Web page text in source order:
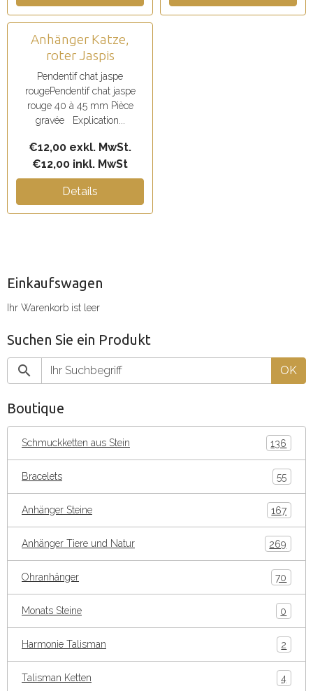
Anhänger Katze,
roter Jaspis
Pendentif chat jaspe
rougePendentif chat jaspe
rouge 40 à 45 mm Pièce
gravée Explication...
€12,00 exkl. MwSt.
€12,00 inkl. MwSt
Details
Einkaufswagen
Ihr Warenkorb ist leer
Suchen Sie ein Produkt
OK
Boutique
Schmuckketten aus Stein 136
Bracelets 55
Anhänger Steine 167
Anhänger Tiere und Natur 269
Ohranhänger 70
Monats Steine 0
Harmonie Talisman 2
Talisman Ketten 4